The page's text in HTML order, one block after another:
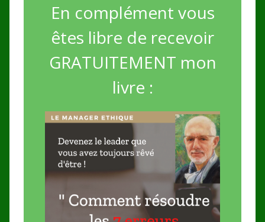
En complément vous
êtes libre de recevoir
GRATUITEMENT mon
livre :